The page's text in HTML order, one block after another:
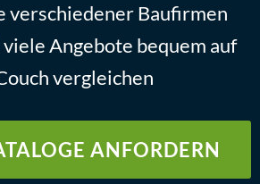
verschiedener Baufirmen
Angebote bequem auf
vergleichen
ANFORDERN